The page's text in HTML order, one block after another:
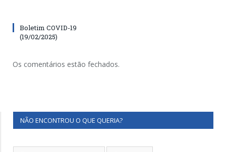
Boletim COVID-19
(19/02/2025)
Os comentários estão fechados.
NÃO ENCONTROU O QUE QUERIA?